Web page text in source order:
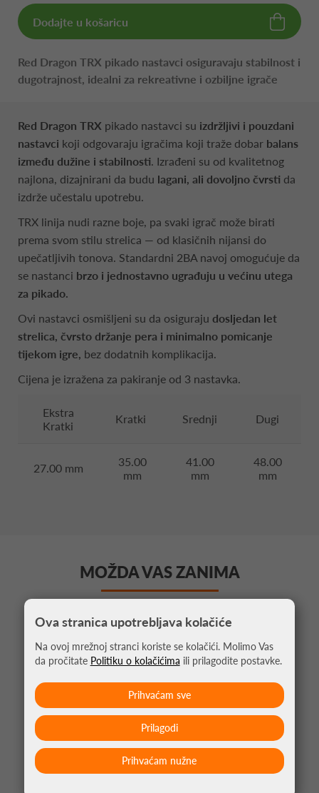
Dodajte u košaricu
Red Dragon TRX pikado nastavci osiguravaju stabilnost i
dugotrajnost, idealni za rekreativne i ozbiljne igrače
Red Dragon TRX pikado nastavci su izdržljivi i pouzdani
nastavci koji odgovaraju igračima koji traže dobar balans
između dužine i stabilnosti. Izrađeni su od kvalitetnog
najlona, dizajnirani da budu lagani, ali dovoljno čvrsti da
izdrže učestalu upotrebu.
TRX linija nudi razne boje, pa svaki igrač može birati
prema svom stilu strelica — od klasičnih nijansi do
upečatljivih tonova. Standardni 2BA navoj omogućuje da
se nastanci brzo i jednostavno ugrađuju u većinu utega
za pikado.
Ovi nastavci osmišljeni su da osiguraju dosljedan let
strelica, čvrsto držanje pera i minimalno pomicanje
tijekom igre, bez dodatnih komplikacija.
Cijena je izražena za pakiranje od 3 nastavka.
Ekstra
Kratki
Kratki Srednji Dugi
27.00 mm
35.00
mm
41.00
mm
48.00
mm
MOŽDA VAS ZANIMA
Ova stranica upotrebljava kolačiće
Na ovoj mrežnoj stranci koriste se kolačići. Molimo Vas
da pročitate Politiku o kolačićima ili prilagodite postavke.
Prihvaćam nužne
Prilagodi
Prihvaćam sve